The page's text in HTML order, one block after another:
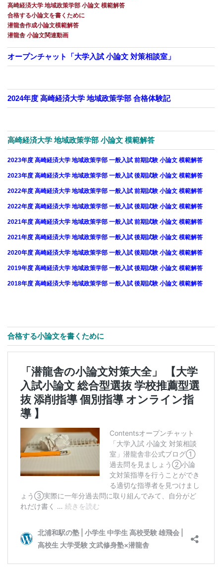
高崎経済大学 地域政策学部 小論文 模範解答
合格する小論文を書くために
潜龍舎作成小論文模範解答
潜龍舎 小論文関連動画
オープンチャット「大学入試 小論文 対策相談室」
2024年度 高崎経済大学 地域政策学部 合格体験記
高崎経済大学 地域政策学部 小論文 模範解答
2023年度 高崎経済大学 地域政策学部 一般入試 前期試験 小論文 模範解答
2023年度 高崎経済大学 地域政策学部 一般入試 後期試験 小論文 模範解答
2022年度 高崎経済大学 地域政策学部 一般入試 前期試験 小論文 模範解答
2022年度 高崎経済大学 地域政策学部 一般入試 後期試験 小論文 模範解答
2021年度 高崎経済大学 地域政策学部 一般入試 前期試験 小論文 模範解答
2021年度 高崎経済大学 地域政策学部 一般入試 後期試験 小論文 模範解答
2020年度 高崎経済大学 地域政策学部 一般入試 後期試験 小論文 模範解答
2019年度 高崎経済大学 地域政策学部 一般入試 後期試験 小論文 模範解答
2018年度 高崎経済大学 地域政策学部 一般入試 後期試験 小論文 模範解答
合格する小論文を書くために